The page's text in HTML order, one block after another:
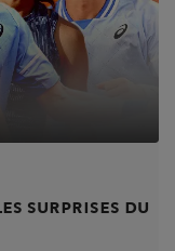
surprises du